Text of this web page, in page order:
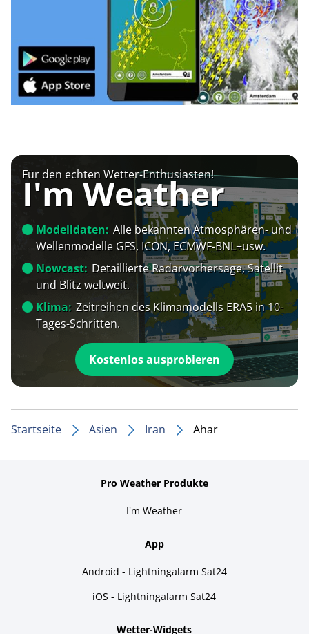
Für den echten Wetter-Enthusiasten!
I'm Weather
Modelldaten: Alle bekannten Atmosphären- und
Wellenmodelle GFS, ICON, ECMWF-BNL+usw.
Nowcast: Detaillierte Radarvorhersage, Satellit
und Blitz weltweit.
Klima: Zeitreihen des Klimamodells ERA5 in 10-
Tages-Schritten.
Kostenlos ausprobieren
Startseite Asien Iran Ahar
Pro Weather Produkte
I'm Weather
App
Android - Lightningalarm Sat24
iOS - Lightningalarm Sat24
Wetter-Widgets